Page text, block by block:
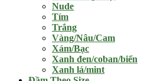
Nude
Tím
Trắng
Vàng/Nâu/Cam
Xám/Bạc
Xanh đen/coban/biển
Xanh lá/mint